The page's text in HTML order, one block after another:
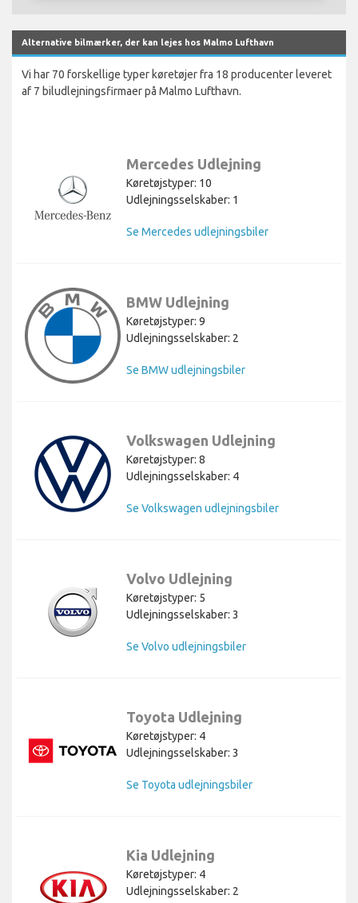
Alternative bilmærker, der kan lejes hos Malmo Lufthavn
Vi har 70 forskellige typer køretøjer fra 18 producenter leveret
af 7 biludlejningsfirmaer på Malmo Lufthavn.
Mercedes Udlejning
Køretøjstyper: 10
Udlejningsselskaber: 1
Se Mercedes udlejningsbiler
BMW Udlejning
Køretøjstyper: 9
Udlejningsselskaber: 2
Se BMW udlejningsbiler
Volkswagen Udlejning
Køretøjstyper: 8
Udlejningsselskaber: 4
Se Volkswagen udlejningsbiler
Volvo Udlejning
Køretøjstyper: 5
Udlejningsselskaber: 3
Se Volvo udlejningsbiler
Toyota Udlejning
Køretøjstyper: 4
Udlejningsselskaber: 3
Se Toyota udlejningsbiler
Kia Udlejning
Køretøjstyper: 4
Udlejningsselskaber: 2